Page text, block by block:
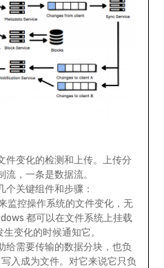
件变化的检测和上传。上传分
，一条是数据流。
个关键组件和步骤：
监控操作系统的文件变化，无
都可以在文件系统上挂载
变化的时候通知它。
给需要传输的数据分块，也负
入成为文件。对它来说它只负